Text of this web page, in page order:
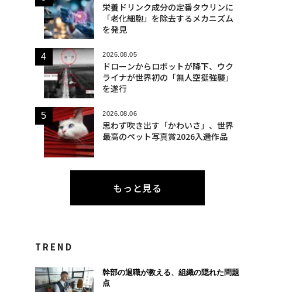
栄養ドリンク成分の定番タウリンに
「老化細胞」を除去するメカニズム
を発見
2026.08.05
ドローンからロボットが降下、ウク
ライナが世界初の「無人空挺強襲」
を遂行
2026.08.06
思わず吹き出す「かわいさ」、世界
最高のペット写真賞2026入選作品
もっと見る
TREND
幹部の退職が教える、組織の隠れた問題
点